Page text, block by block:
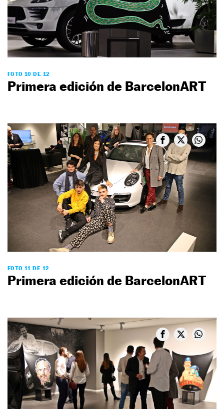
FOTO 10 DE 12
Primera edición de BarcelonART
FOTO 11 DE 12
Primera edición de BarcelonART